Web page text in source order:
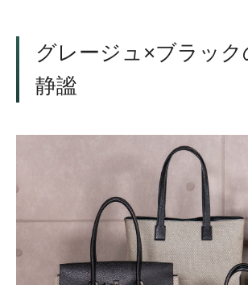
グレージュ×ブラック
静謐